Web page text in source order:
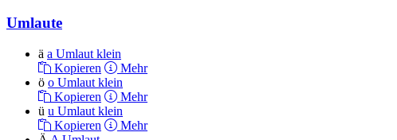
Umlaute
ä a Umlaut klein
Kopieren
Mehr
ö o Umlaut klein
Kopieren
Mehr
ü u Umlaut klein
Kopieren
Mehr